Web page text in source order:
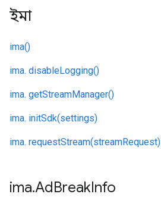
ইমা
ima()
ima. disableLogging()
ima. getStreamManager()
ima. initSdk(settings)
ima. requestStream(streamRequest)
ima.AdBreakInfo